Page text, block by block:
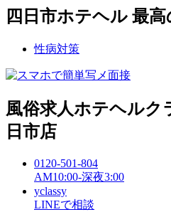
四日市ホテヘル 最高
性病対策
風俗求人ホテヘルク
日市店
0120-501-804
AM10:00-深夜3:00
yclassy
LINEで相談